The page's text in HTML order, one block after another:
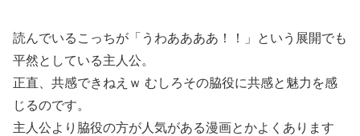
読んでいるこっちが「うわああああ！！」という展開でも
平然としている主人公。
正直、共感できねえｗ むしろその脇役に共感と魅力を感
じるのです。
主人公より脇役の方が人気がある漫画とかよくあります